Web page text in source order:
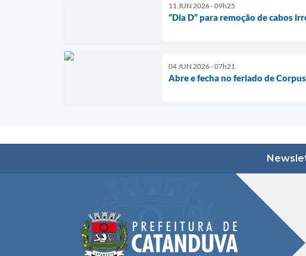
11 JUN 2026 - 09h25
“Dia D” para remoção de cabos
04 JUN 2026 - 07h21
Abre e fecha no feriado de